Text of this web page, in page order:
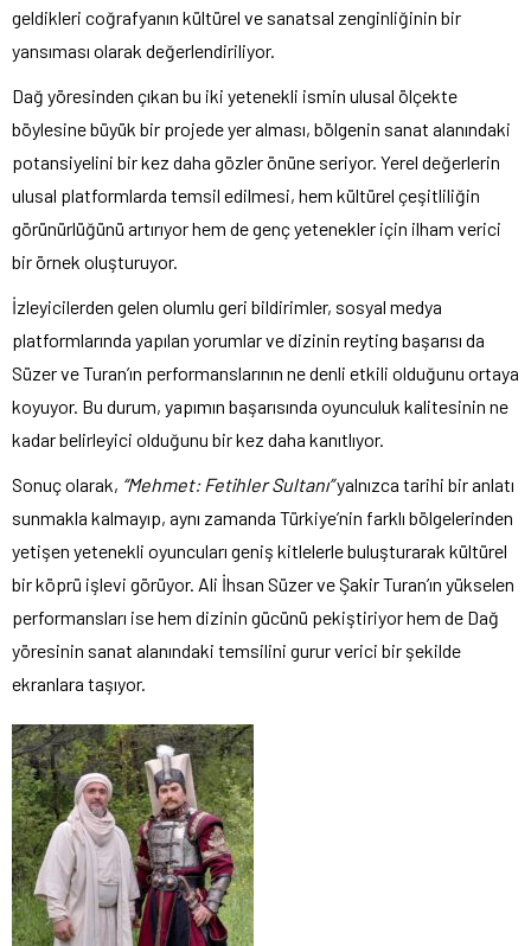
geldikleri coğrafyanın kültürel ve sanatsal zenginliğinin bir
yansıması olarak değerlendiriliyor.
Dağ yöresinden çıkan bu iki yetenekli ismin ulusal ölçekte
böylesine büyük bir projede yer alması, bölgenin sanat alanındaki
potansiyelini bir kez daha gözler önüne seriyor. Yerel değerlerin
ulusal platformlarda temsil edilmesi, hem kültürel çeşitliliğin
görünürlüğünü artırıyor hem de genç yetenekler için ilham verici
bir örnek oluşturuyor.
İzleyicilerden gelen olumlu geri bildirimler, sosyal medya
platformlarında yapılan yorumlar ve dizinin reyting başarısı da
Süzer ve Turan’ın performanslarının ne denli etkili olduğunu ortaya
koyuyor. Bu durum, yapımın başarısında oyunculuk kalitesinin ne
kadar belirleyici olduğunu bir kez daha kanıtlıyor.
Sonuç olarak, “Mehmet: Fetihler Sultanı”yalnızca tarihi bir anlatı
sunmakla kalmayıp, aynı zamanda Türkiye’nin farklı bölgelerinden
yetişen yetenekli oyuncuları geniş kitlelerle buluşturarak kültürel
bir köprü işlevi görüyor. Ali İhsan Süzer ve Şakir Turan’ın yükselen
performansları ise hem dizinin gücünü pekiştiriyor hem de Dağ
yöresinin sanat alanındaki temsilini gurur verici bir şekilde
ekranlara taşıyor.